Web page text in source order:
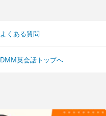
よくある質問
DMM英会話トップへ